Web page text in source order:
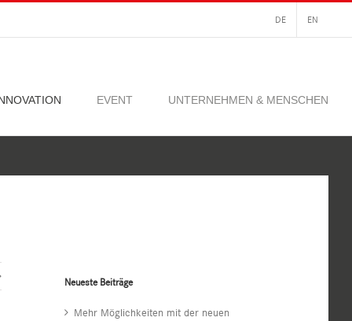
DE EN
EVENT UNTERNEHMEN & MENSCHEN
Neueste Beiträge
Mehr Möglichkeiten mit der neuen